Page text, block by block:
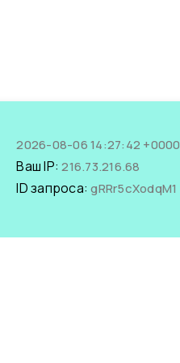
2026-08-06 14:27:42 +0000
Ваш IP:216.73.216.68
ID запроса:gRRr5cXodqM1